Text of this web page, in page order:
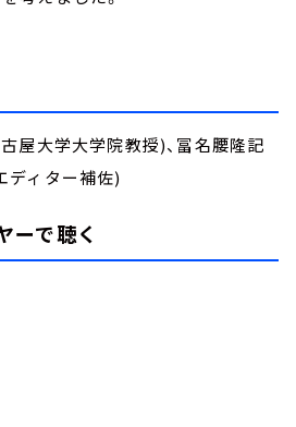
屋大学大学院教授)、冨名腰隆記
ディター補佐)
ーで聴く